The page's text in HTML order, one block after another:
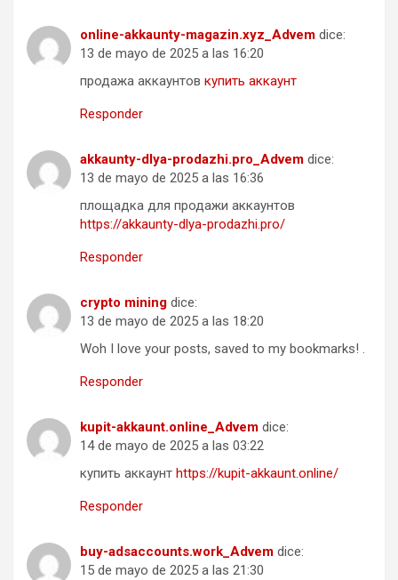
online-akkaunty-magazin.xyz_Advem dice:
13 de mayo de 2025 a las 16:20
продажа аккаунтов купить аккаунт
Responder
akkaunty-dlya-prodazhi.pro_Advem dice:
13 de mayo de 2025 a las 16:36
площадка для продажи аккаунтов
https://akkaunty-dlya-prodazhi.pro/
Responder
crypto mining dice:
13 de mayo de 2025 a las 18:20
Woh I love your posts, saved to my bookmarks! .
Responder
kupit-akkaunt.online_Advem dice:
14 de mayo de 2025 a las 03:22
купить аккаунт https://kupit-akkaunt.online/
Responder
buy-adsaccounts.work_Advem dice:
15 de mayo de 2025 a las 21:30